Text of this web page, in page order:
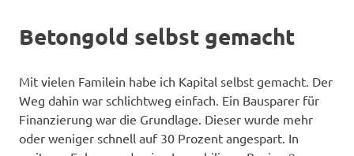
Betongold selbst gemacht
Mit vielen Familein habe ich Kapital selbst gemacht. Der
Weg dahin war schlichtweg einfach. Ein Bausparer für
Finanzierung war die Grundlage. Dieser wurde mehr
oder weniger schnell auf 30 Prozent angespart. In